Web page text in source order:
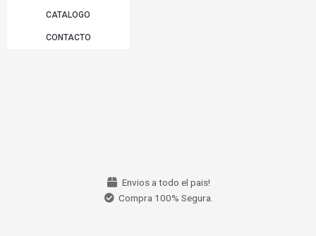
CATALOGO
CONTACTO
Envios a todo el pais!
Compra 100% Segura.